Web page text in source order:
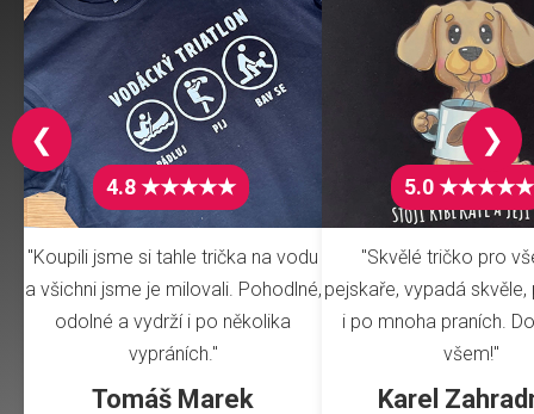
4.8 ★★★★★
"Koupili jsme si tahle trička na vodu
a všichni jsme je milovali. Pohodlné,
odolné a vydrží i po několika
vypráních."
Tomáš Marek
5.0 ★★★★★
"Skvělé tričko pro
pejskaře, vypadá
i po mnoha praních.
všem!"
Karel
❮ ❯